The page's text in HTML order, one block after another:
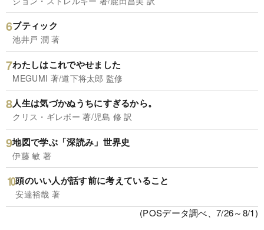
ブティック
池井戸 潤 著
わたしはこれでやせました
MEGUMI 著/道下将太郎 監修
人生は気づかぬうちにすぎるから。
クリス・ギレボー 著/児島 修 訳
地図で学ぶ「深読み」世界史
伊藤 敏 著
頭のいい人が話す前に考えていること
安達裕哉 著
(POSデータ調べ、7/26～8/1)